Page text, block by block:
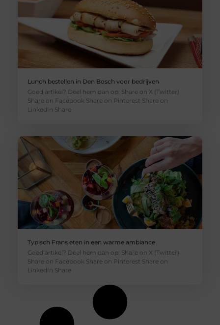
Lunch bestellen in Den Bosch voor bedrijven
Goed artikel? Deel hem dan op: Share on X (Twitter)
Share on Facebook Share on Pinterest Share on
LinkedIn Share
Typisch Frans eten in een warme ambiance
Goed artikel? Deel hem dan op: Share on X (Twitter)
Share on Facebook Share on Pinterest Share on
LinkedIn Share